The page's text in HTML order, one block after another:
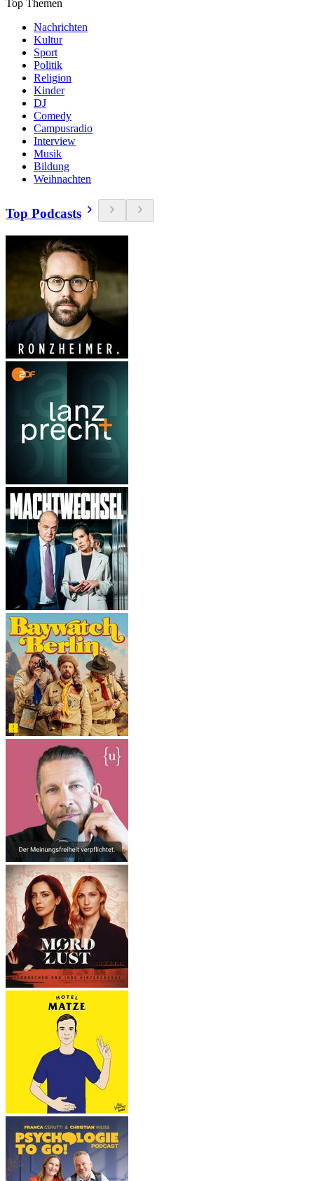
Top Themen
Nachrichten
Kultur
Sport
Politik
Religion
Kinder
DJ
Comedy
Campusradio
Interview
Musik
Bildung
Weihnachten
Top Podcasts